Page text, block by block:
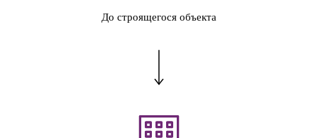
До строящегося объекта